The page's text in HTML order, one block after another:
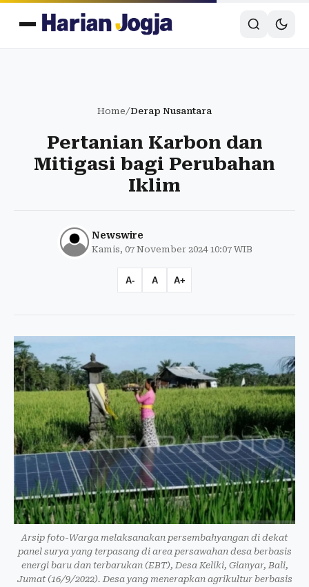
Home/Derap Nusantara
Pertanian Karbon dan
Mitigasi bagi Perubahan
Iklim
Newswire
Kamis, 07 November 2024 10:07 WIB
A- A A+
Arsip foto-Warga melaksanakan persembahyangan di dekat
panel surya yang terpasang di area persawahan desa berbasis
energi baru dan terbarukan (EBT), Desa Keliki, Gianyar, Bali,
Jumat (16/9/2022). Desa yang menerapkan agrikultur berbasis